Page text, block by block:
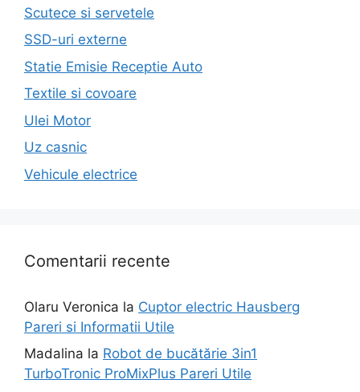
Scutece si servetele
SSD-uri externe
Statie Emisie Receptie Auto
Textile si covoare
Ulei Motor
Uz casnic
Vehicule electrice
Comentarii recente
Olaru Veronica la Cuptor electric Hausberg
Pareri si Informatii Utile
Madalina la Robot de bucătărie 3in1
TurboTronic ProMixPlus Pareri Utile